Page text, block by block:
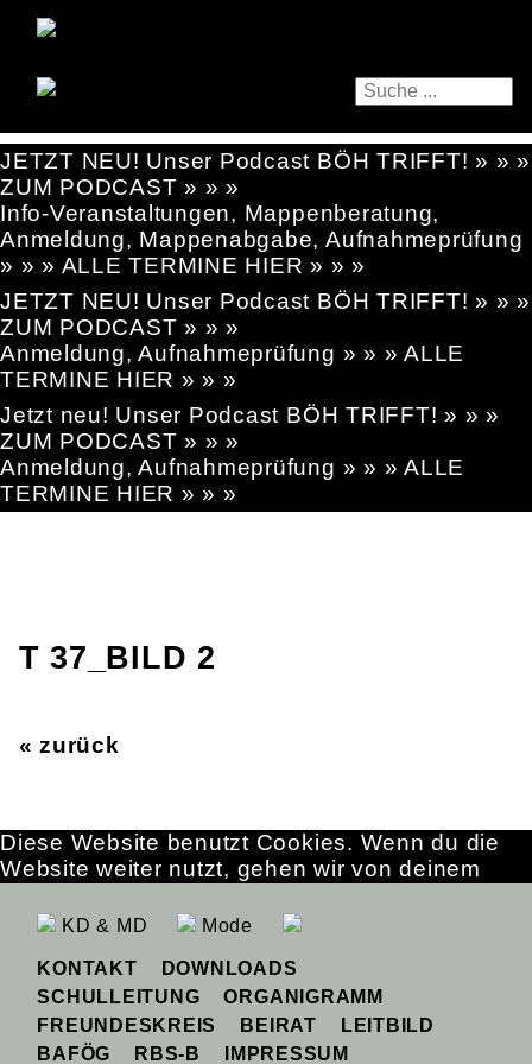
JETZT NEU! Unser Podcast BÖH TRIFFT! » » »
ZUM PODCAST » » »
Info-Veranstaltungen, Mappenberatung,
Anmeldung, Mappenabgabe, Aufnahmeprüfung
» » » ALLE TERMINE HIER » » »
JETZT NEU! Unser Podcast BÖH TRIFFT! » » »
ZUM PODCAST » » »
Anmeldung, Aufnahmeprüfung » » » ALLE
TERMINE HIER » » »
Jetzt neu! Unser Podcast BÖH TRIFFT! » » »
ZUM PODCAST » » »
Anmeldung, Aufnahmeprüfung » » » ALLE
TERMINE HIER » » »
T 37_BILD 2
« zurück
KD & MD Mode
KONTAKT
DOWNLOADS
SCHULLEITUNG
ORGANIGRAMM
FREUNDESKREIS
BEIRAT
LEITBILD
BAFÖG
RBS-B IMPRESSUM
Diese Website benutzt Cookies. Wenn du die
Website weiter nutzt, gehen wir von deinem